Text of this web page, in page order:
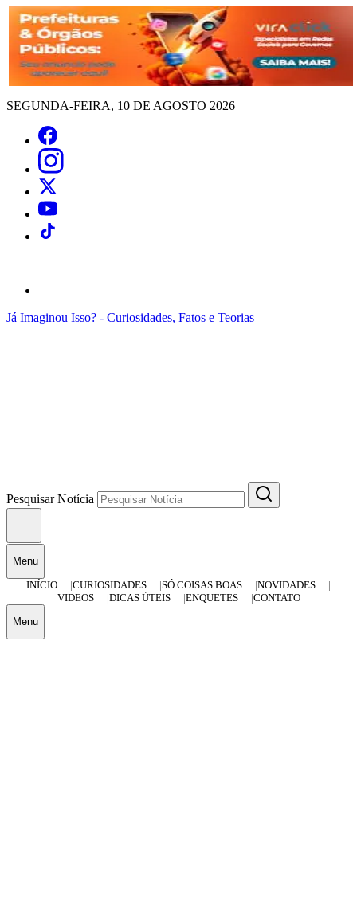
SEGUNDA-FEIRA, 10 DE AGOSTO 2026
Já Imaginou Isso? - Curiosidades, Fatos e Teorias
Pesquisar Notícia
Menu
INÍCIO
CURIOSIDADES SÓ COISAS BOAS
NOVIDADES
VIDEOS
DICAS ÚTEIS ENQUETES CONTATO
Menu